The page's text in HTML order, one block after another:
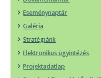
Eseménynaptár
Galéria
Stratégiánk
Elektronikus ügyintézés
Projektadatlap